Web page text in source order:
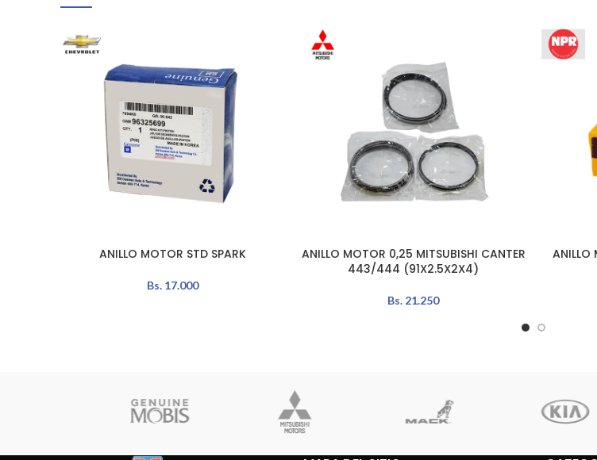
AÑADIR AL CARRITO
ANILLO MOTOR STD SPARK
Bs. 17.000
AÑADIR AL CARRITO
ANILLO MOTOR 0,25 MITSUBISHI CANTER
443/444 (91X2.5X2X4)
Bs. 21.250
AÑADIR
ANILLO